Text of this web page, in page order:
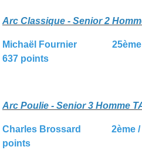
Arc Classique - Senior 2
Michaël Fournier 25ème /
637 points
Arc Poulie - Senior 3 Homme
Charles Brossard 2ème /
points